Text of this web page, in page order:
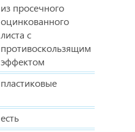
из просечного
оцинкованного
листа с
противоскользящим
эффектом
пластиковые
есть